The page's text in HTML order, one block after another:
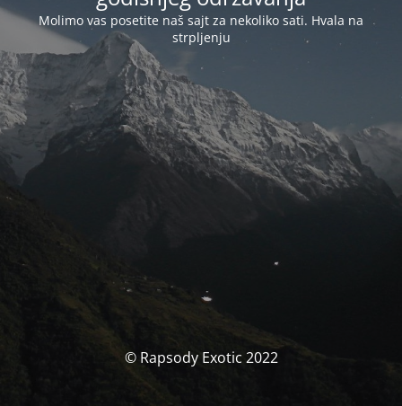
Molimo vas posetite naš sajt za nekoliko sati. Hvala na
strpljenju
© Rapsody Exotic 2022